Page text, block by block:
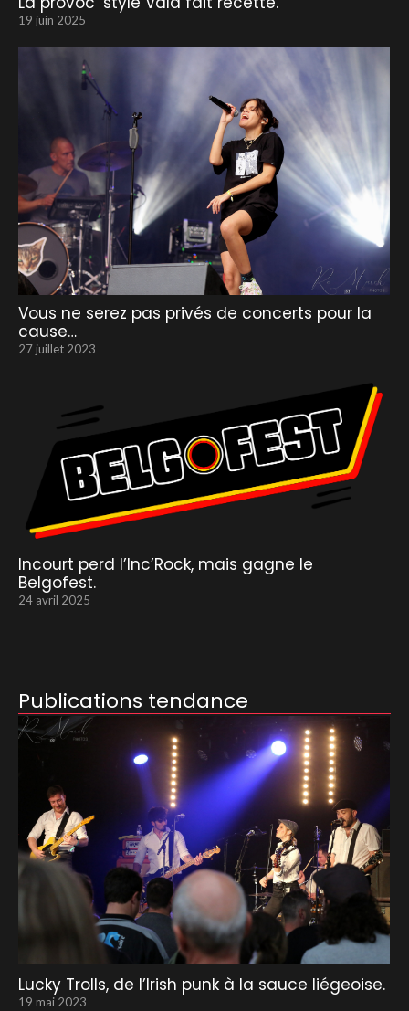
19 juin 2025
Vous ne serez pas privés de concerts pour la
cause…
27 juillet 2023
Incourt perd l’Inc’Rock, mais gagne le
Belgofest.
24 avril 2025
Publications tendance
Lucky Trolls, de l’Irish punk à la sauce liégeoise.
19 mai 2023